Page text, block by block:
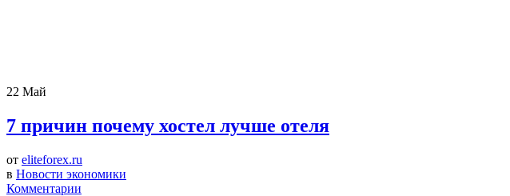
22 Май
7 причин почему хостел лучше отеля
от eliteforex.ru
в Новости экономики
Комментарии